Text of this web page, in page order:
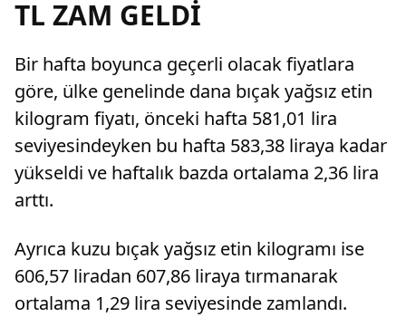
TL ZAM GELDİ
Bir hafta boyunca geçerli olacak fiyatlara
göre, ülke genelinde dana bıçak yağsız etin
kilogram fiyatı, önceki hafta 581,01 lira
seviyesindeyken bu hafta 583,38 liraya kadar
yükseldi ve haftalık bazda ortalama 2,36 lira
arttı.
Ayrıca kuzu bıçak yağsız etin kilogramı ise
606,57 liradan 607,86 liraya tırmanarak
ortalama 1,29 lira seviyesinde zamlandı.